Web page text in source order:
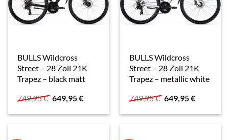
BULLS Wildcross
Street – 28 Zoll 21K
Trapez – black matt
749,95€ Ursprünglicher
Preis
war:
649,95€Aktueller
ist:
BULLS Wildcross
Street – 28 Zoll 21K
Trapez – metallic white
749,95€ Ursprünglicher
Preis
war:
649,95€Aktueller
ist: